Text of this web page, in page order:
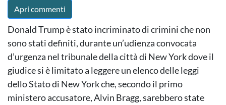
Apri commenti
Donald Trump è stato incriminato di crimini che non
sono stati definiti, durante un’udienza convocata
d’urgenza nel tribunale della città di New York dove il
giudice si è limitato a leggere un elenco delle leggi
dello Stato di New York che, secondo il primo
ministero accusatore, Alvin Bragg, sarebbero state